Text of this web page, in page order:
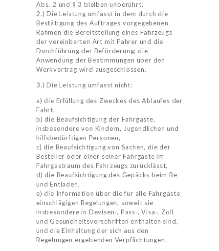
Abs. 2 und § 3 bleiben unberührt.
2.) Die Leistung umfasst in dem durch die
Bestätigung des Auftrages vorgegebenen
Rahmen die Bereitstellung eines Fahrzeugs
der vereinbarten Art mit Fahrer und die
Durchführung der Beförderung; die
Anwendung der Bestimmungen über den
Werkvertrag wird ausgeschlossen.
3.) Die Leistung umfasst nicht:
a) die Erfüllung des Zweckes des Ablaufes der
Fahrt,
b) die Beaufsichtigung der Fahrgäste,
insbesondere von Kindern, Jugendlichen und
hilfsbedürftigen Personen,
c) die Beaufsichtigung von Sachen, die der
Besteller oder einer seiner Fahrgäste im
Fahrgastraum des Fahrzeugs zurücklässt,
d) die Beaufsichtigung des Gepäcks beim Be-
und Entladen,
e) die Information über die für alle Fahrgäste
einschlägigen Regelungen, soweit sie
insbesondere in Devisen-, Pass-, Visa-, Zoll
und Gesundheitsvorschriften enthalten sind,
und die Einhaltung der sich aus den
Regelungen ergebenden Verpflichtungen.